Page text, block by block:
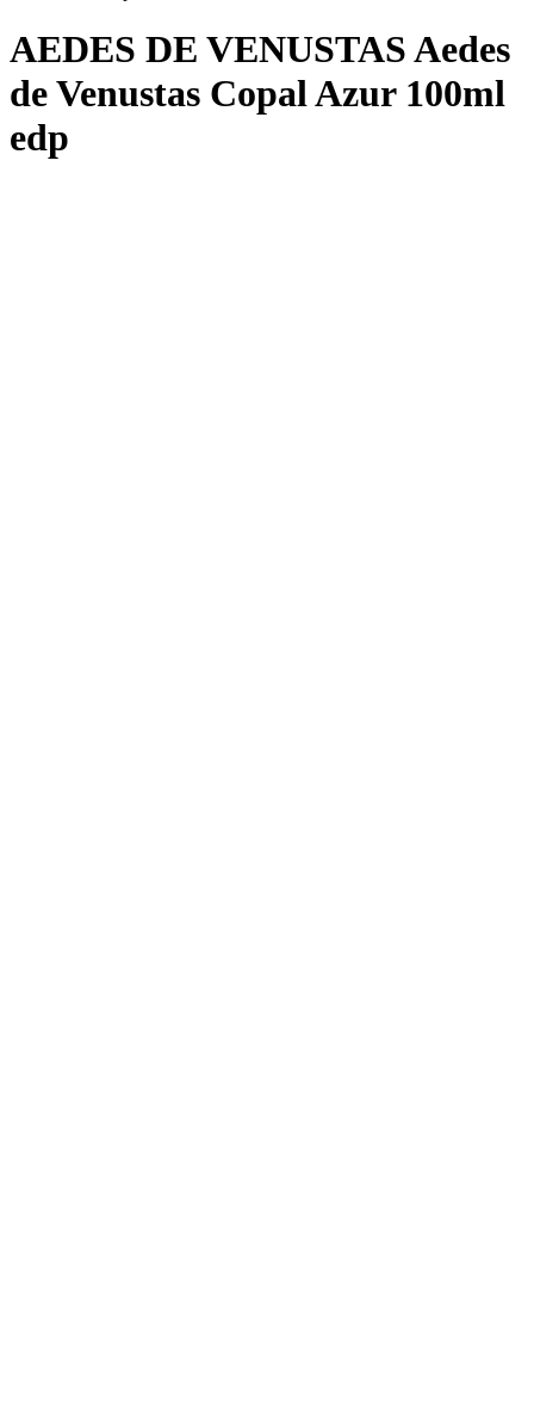
AEDES DE VENUSTAS Aedes
de Venustas Copal Azur 100ml
edp